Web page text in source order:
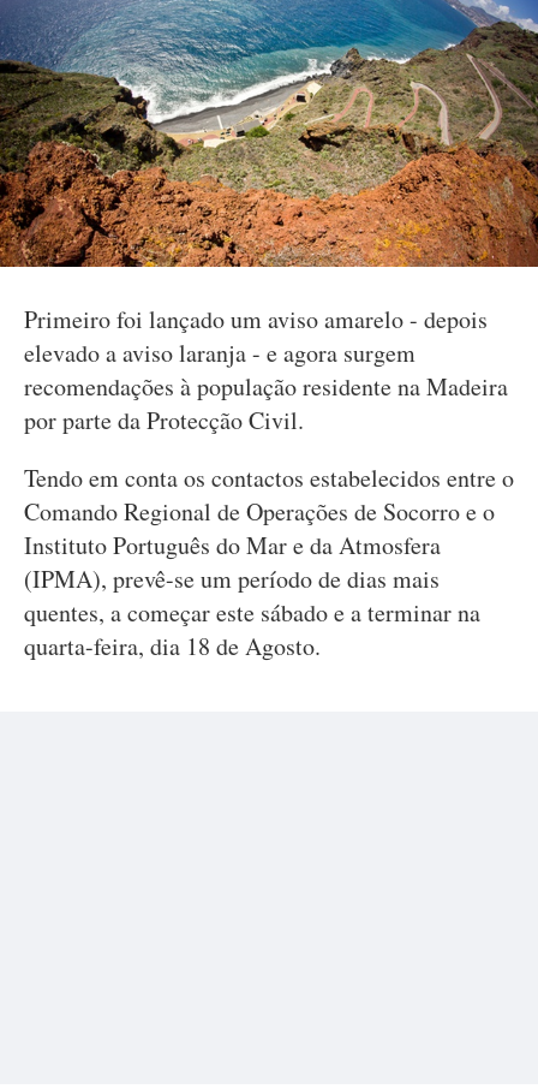
Primeiro foi lançado um aviso amarelo - depois
elevado a aviso laranja - e agora surgem
recomendações à população residente na Madeira
por parte da Protecção Civil.
Tendo em conta os contactos estabelecidos entre o
Comando Regional de Operações de Socorro e o
Instituto Português do Mar e da Atmosfera
(IPMA), prevê-se um período de dias mais
quentes, a começar este sábado e a terminar na
quarta-feira, dia 18 de Agosto.